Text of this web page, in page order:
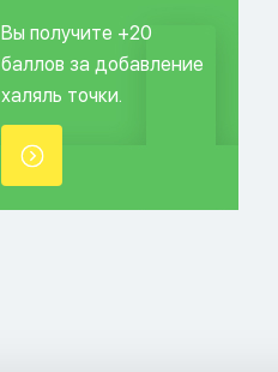
Вы получите +20
баллов за добавление
халяль точки.